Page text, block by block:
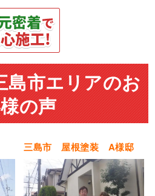
島市エリアのお
の声
三島市 屋根塗装 A様邸